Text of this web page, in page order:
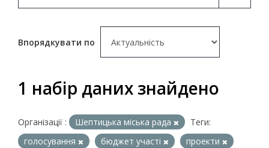
Впорядкувати по
1 набір даних знайдено
Організації : Шептицька міська рада
Теги:
голосування
бюджет участі
проекти